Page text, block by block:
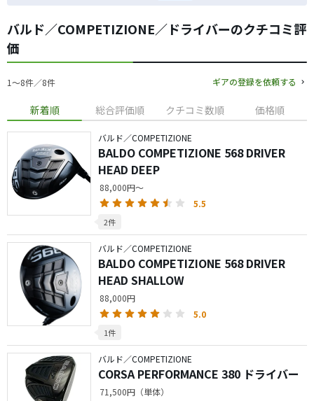
バルド／COMPETIZIONE／ドライバーのクチコミ評
価
1〜8件／8件 ギアの登録を依頼する
新着順 総合評価順 クチコミ数順 価格順
バルド／COMPETIZIONE
BALDO COMPETIZIONE 568 DRIVER
HEAD DEEP
88,000円～
5.5
2件
バルド／COMPETIZIONE
BALDO COMPETIZIONE 568 DRIVER
HEAD SHALLOW
88,000円
5.0
1件
バルド／COMPETIZIONE
CORSA PERFORMANCE 380 ドライバー
71,500円（単体）